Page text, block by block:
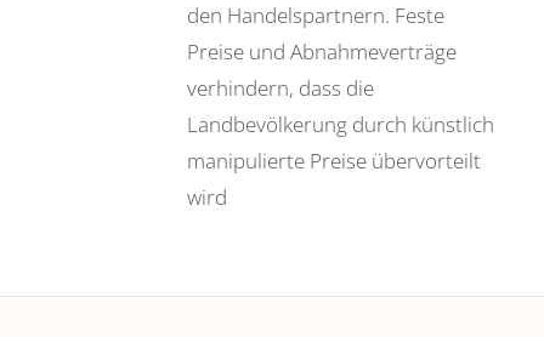
den Handelspartnern. Feste
Preise und Abnahmeverträge
verhindern, dass die
Landbevölkerung durch künstlich
manipulierte Preise übervorteilt
wird